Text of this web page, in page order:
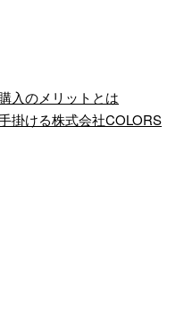
入のメリットとは
掛ける株式会社COLORS